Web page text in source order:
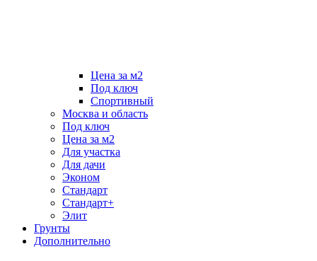
Цена за м2
Под ключ
Спортивный
Москва и область
Под ключ
Цена за м2
Для участка
Для дачи
Эконом
Стандарт
Стандарт+
Элит
Грунты
Дополнительно